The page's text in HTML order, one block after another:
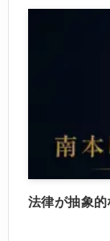
法律が抽象的